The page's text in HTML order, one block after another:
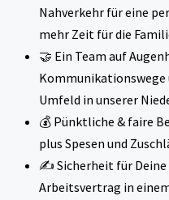
Nahverkehr für eine
mehr Zeit für die
🤝 Ein Team auf
Kommunikationswege
Umfeld in unserer
💰 Pünktliche & faire
plus Spesen und
✍️ Sicherheit für
Arbeitsvertrag in